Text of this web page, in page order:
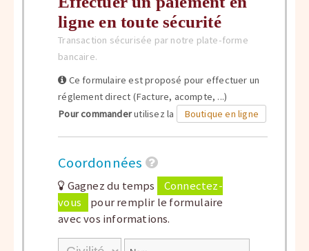
ligne en toute sécurité
Transaction sécurisée par notre plate-forme
bancaire.
Ce formulaire est proposé pour effectuer un
réglement direct (Facture, acompte, ...)
Pour commanderutilisez la Boutique en ligne
Coordonnées
Gagnez du temps
Connectez-
vous
pour remplir le formulaire
avec vos informations.